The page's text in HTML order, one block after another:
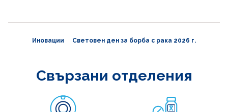
Иновации Световен ден за борба с рака 2026 г.
Свързани отделения